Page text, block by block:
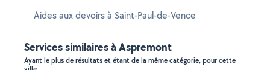
Aides aux devoirs à Saint-Paul-de-Vence
Services similaires à Aspremont
Ayant le plus de résultats et étant de la même catégorie, pour cette